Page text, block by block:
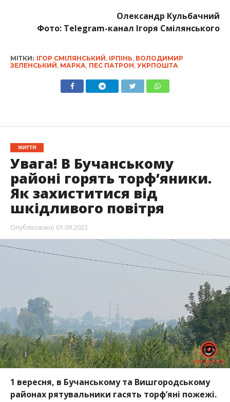
Олександр Кульбачний
Фото: Telegram-канал Ігоря Смілянського
МІТКИ: ІГОР СМІЛЯНСЬКИЙ, ІРПІНЬ, ВОЛОДИМИР
ЗЕЛЕНСЬКИЙ, МАРКА, ПЕС ПАТРОН, УКРПОШТА
ЖИТТЯ
Увага! В Бучанському
районі горять торф’яники.
Як захиститися від
шкідливого повітря
Опубліковано 01.09.2022
1 вересня, в Бучанському та Вишгородському
районах рятувальники гасять торф’яні пожежі.